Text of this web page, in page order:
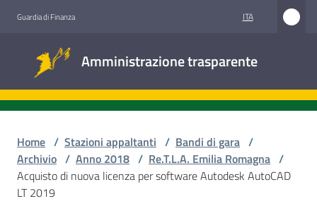
Guardia di Finanza ITA
Amministrazione trasparente
trasparente
Accesso
Home / Stazioni appaltanti / Bandi di gara /
Archivio / Anno 2018 / Re.T.L.A. Emilia Romagna /
Acquisto di nuova licenza per software Autodesk AutoCAD
LT 2019